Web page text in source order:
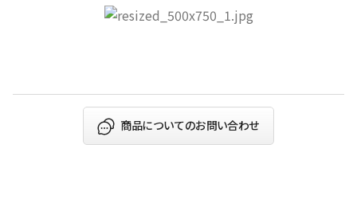
商品についてのお問い合わせ